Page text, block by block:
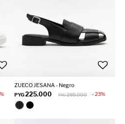
ZUECO JESANA - Negro
PYG225.000 PYG 295.000 23